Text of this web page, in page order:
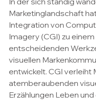
Marketinglandschaft
Integration von
Imagery (CGI) zu einem
entscheidenden
visuellen
entwickelt. CGI verleiht
atemberaubenden
Erzählungen Leben